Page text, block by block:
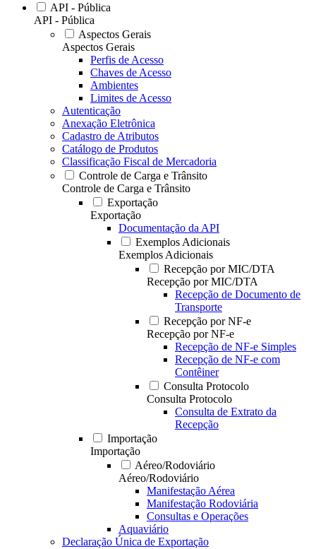
API - Pública
API - Pública
Aspectos Gerais
Aspectos Gerais
Perfis de Acesso
Chaves de Acesso
Ambientes
Limites de Acesso
Autenticação
Anexação Eletrônica
Cadastro de Atributos
Catálogo de Produtos
Classificação Fiscal de Mercadoria
Controle de Carga e Trânsito
Controle de Carga e Trânsito
Exportação
Exportação
Documentação da API
Exemplos Adicionais
Exemplos Adicionais
Recepção por MIC/DTA
Recepção por MIC/DTA
Recepção de Documento de
Transporte
Recepção por NF-e
Recepção por NF-e
Recepção de NF-e Simples
Recepção de NF-e com
Contêiner
Consulta Protocolo
Consulta Protocolo
Consulta de Extrato da
Recepção
Importação
Importação
Aéreo/Rodoviário
Aéreo/Rodoviário
Manifestação Aérea
Manifestação Rodoviária
Consultas e Operações
Aquaviário
Declaração Única de Exportação